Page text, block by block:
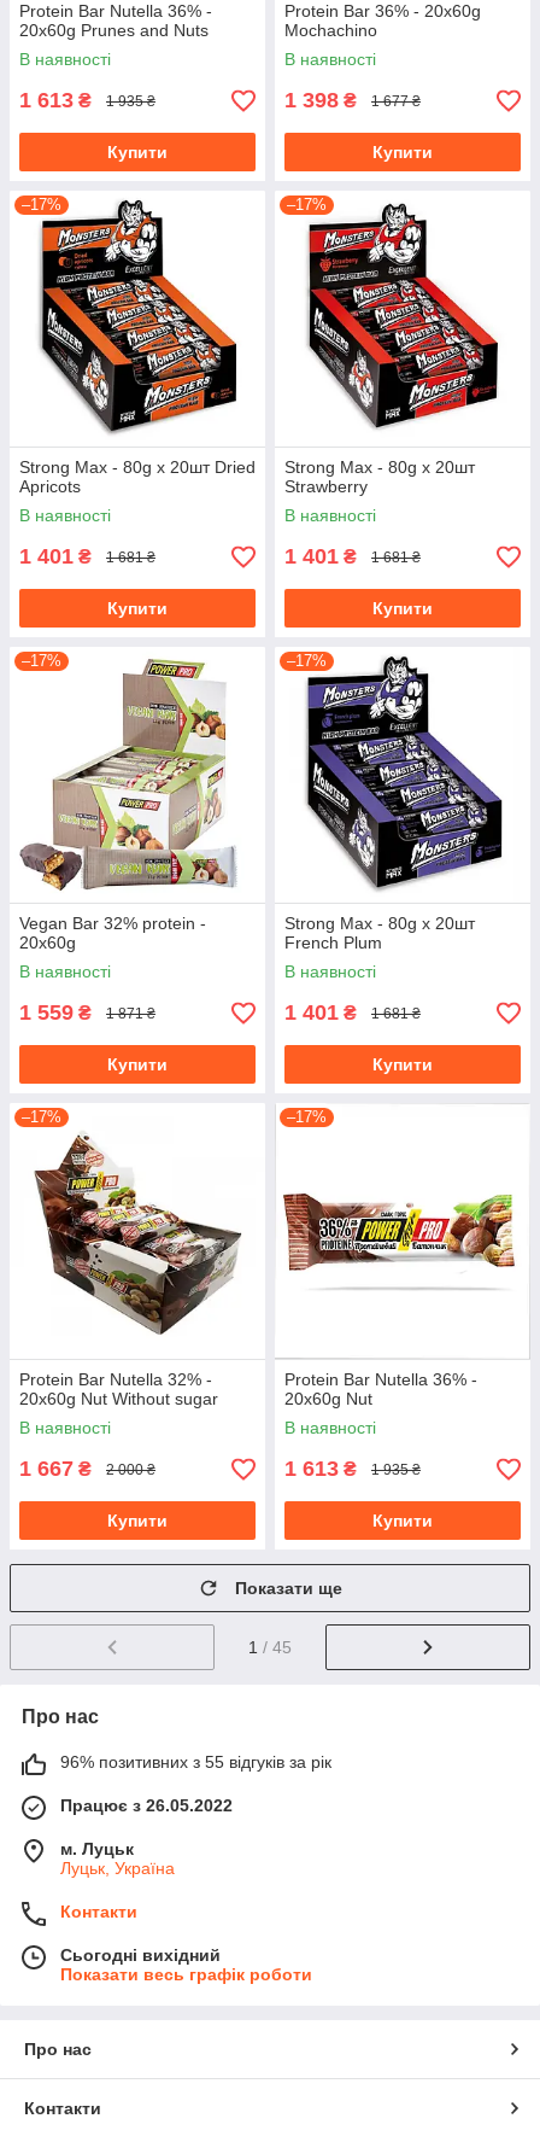
Protein Bar Nutella 36% -
20x60g Prunes and Nuts
В наявності
1 613 ₴ 1 935 ₴
Купити
Protein Bar 36% - 20x60g
Mochachino
В наявності
1 398 ₴ 1 677 ₴
Купити
–17%
Strong Max - 80g x 20шт Dried
Apricots
В наявності
1 401 ₴ 1 681 ₴
Купити
–17%
Strong Max - 80g x 20шт
Strawberry
В наявності
1 401 ₴ 1 681 ₴
Купити
–17%
Vegan Bar 32% protein -
20x60g
В наявності
1 559 ₴ 1 871 ₴
Купити
–17%
Strong Max - 80g x 20шт
French Plum
В наявності
1 401 ₴ 1 681 ₴
Купити
–17%
Protein Bar Nutella 32% -
20x60g Nut Without sugar
В наявності
1 667 ₴ 2 000 ₴
Купити
–17%
Protein Bar Nutella 36% -
20x60g Nut
В наявності
1 613 ₴ 1 935 ₴
Купити
Показати ще
1 / 45
Про нас
96% позитивних з 55 відгуків за рік
Працює з 26.05.2022
м. Луцьк
Луцьк, Україна
Контакти
Сьогодні вихідний
Показати весь графік роботи
Про нас
Контакти